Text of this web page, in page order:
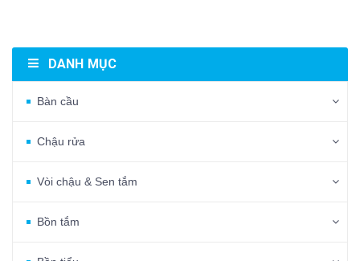
DANH MỤC
Bàn cầu
Chậu rửa
Vòi chậu & Sen tắm
Bồn tắm